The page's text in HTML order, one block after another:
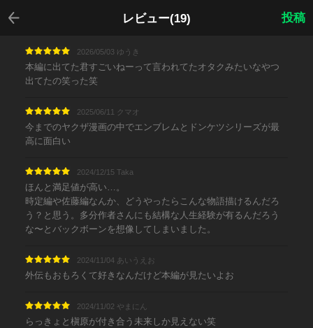
レビュー(19)
戻る
投稿
2026/05/03 ゆうき
本編に出てた君すごいねーって言われてたオタクみたいなやつ
出てたの笑った笑
2025/06/11 クマオ
今までのヤクザ漫画の中でエンブレムとドンケツシリーズが最
高に面白い
2024/12/15 Taka
ほんと満足値が高い…。
時定編や佐藤編なんか、どうやったらこんな物語描けるんだろ
う？と思う。多分作者さんにも結構な人生経験が有るんだろう
な〜とバックボーンを想像してしまいました。
2024/11/04 あいうえお
外伝もおもろくて好きなんだけど本編が見たいよお
2024/11/02 やまにん
らっきょと槇原が付き合う未来しか見えない笑